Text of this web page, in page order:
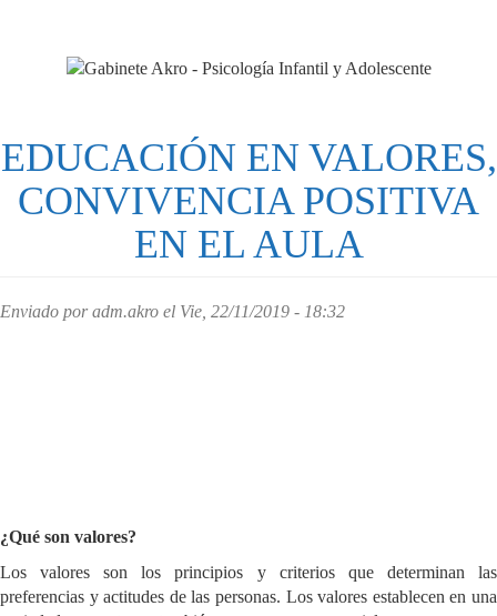
principal
EDUCACIÓN EN VALORES,
CONVIVENCIA POSITIVA
EN EL AULA
Enviado poradm.akro el Vie, 22/11/2019 - 18:32
¿Qué son valores?
Los valores son los principios y criterios que determinan las
preferencias y actitudes de las personas. Los valores establecen en una